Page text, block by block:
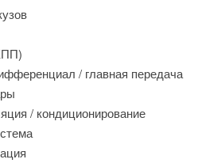
/ главная передача
/ кондиционирование